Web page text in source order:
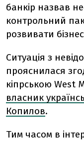
банкір назвав
контрольний
розвивати
Ситуація з
прояснилася
кіпрською West
власник
Копилов.
Тим часом в